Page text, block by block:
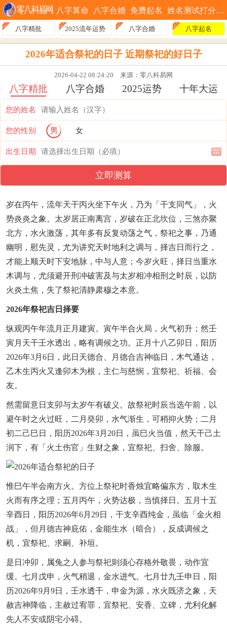
八字算命 八字合婚 免费起名 姓名测试打分
八字精批 2025流年运势 八字合婚 八字起名
2026年适合祭祀的日子 近期祭祀的好日子
2026-04-22 08:24:20 来源：零八科易网
八字精批 八字合婚 2025运势 十年大运
您的姓名
您的性别 男 女
出生日期
立即测算
岁在丙午，流年天干丙火坐下午火，乃为「干支同气」，火
势炎炎之象。太岁居正南离宫，岁破在正北坎位，三煞亦聚
北方，水火激荡，其年多有反复动荡之气，祭祀之事，乃通
幽明，慰先灵，尤为讲究天时地利之调与，择吉日而行之，
才能上顺天时下安地脉，中与人意；今岁火旺，择日当重水
木调与，尤须避开刑冲破害及与太岁相冲相刑之时辰，以防
火炎土焦，失了祭祀清静肃穆之本意。
2026年祭祀吉日择要
纵观丙午年流月正月建寅。寅午半合火局，火气初升；然壬
寅月天干壬水透出，略有调候之功。正月十八乙卯日，阳历
2026年3月6日，此日天德合、月德合吉神临日，木气通达，
乙木生丙火又逢卯木为根，主仁与慈悯，宜祭祀、祈福、会
友。
然需留意日支卯与太岁午有破义。故祭祀时辰当选午前，以
避午时之火过旺，二月癸卯，水气渐生，可稍抑火势；二月
初二己巳日，阳历2026年3月20日，虽巳火当值，然天干己土
润下，有「火土伤官」生财之象，宜祭祀、扫舍、除服。
惟巳午半会南方火。方位上祭祀时香烛宜略偏东方，取木生
火而有序之理；五月丙午，火势达极，当慎择日。五月十五
辛酉日，阳历2026年6月29日，干支辛酉纯金，虽临「金火相
战」，但月德吉神庇佑，金能生水（暗合），反成调候之
机，宜祭祀、求嗣、补垣。
是日冲卯，属兔之人参与祭祀则须心存格外敬畏，动作宜
缓。七月戊申，火气稍退，金水进气。七月廿九壬申日，阳
历2026年9月9日，壬水透干，申金为源，水火既济之象，天
赦吉神降临，主赦过宥罪，宜祭祀、安香、立碑，尤利化解
先人不安或阴宅小碍。